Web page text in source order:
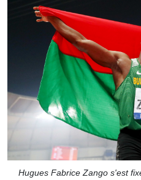
Hugues Fabrice Zango s'est